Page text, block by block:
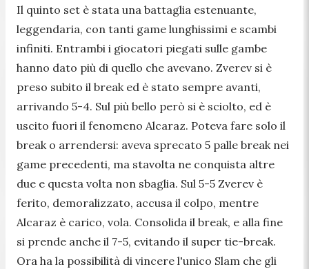
Il quinto set è stata una battaglia estenuante,
leggendaria, con tanti game lunghissimi e scambi
infiniti. Entrambi i giocatori piegati sulle gambe
hanno dato più di quello che avevano. Zverev si è
preso subito il break ed è stato sempre avanti,
arrivando 5-4. Sul più bello però si è sciolto, ed è
uscito fuori il fenomeno Alcaraz. Poteva fare solo il
break o arrendersi: aveva sprecato 5 palle break nei
game precedenti, ma stavolta ne conquista altre
due e questa volta non sbaglia. Sul 5-5 Zverev è
ferito, demoralizzato, accusa il colpo, mentre
Alcaraz è carico, vola. Consolida il break, e alla fine
si prende anche il 7-5, evitando il super tie-break.
Ora ha la possibilità di vincere l'unico Slam che gli